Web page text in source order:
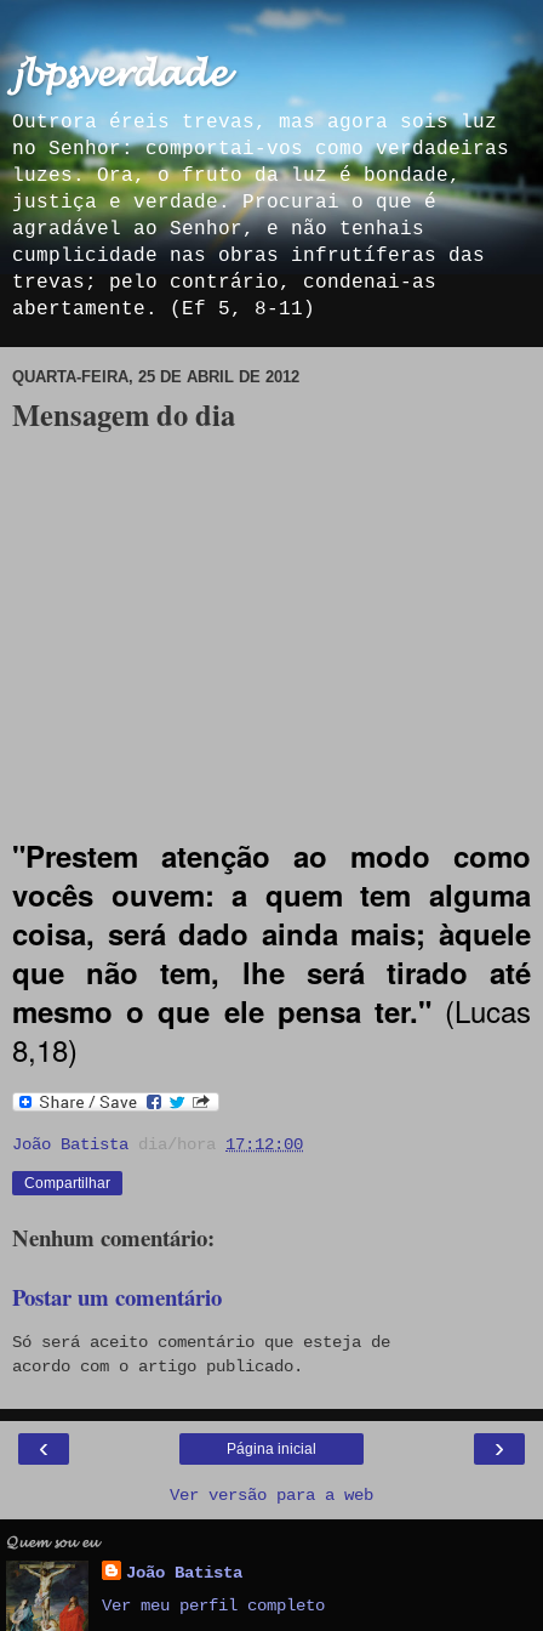
𝓳𝓫𝓹𝓼𝓿𝓮𝓻𝓭𝓪𝓭𝓮
Outrora éreis trevas, mas agora sois luz
no Senhor: comportai-vos como verdadeiras
luzes. Ora, o fruto da luz é bondade,
justiça e verdade. Procurai o que é
agradável ao Senhor, e não tenhais
cumplicidade nas obras infrutíferas das
trevas; pelo contrário, condenai-as
abertamente. (Ef 5, 8-11)
QUARTA-FEIRA, 25 DE ABRIL DE 2012
Mensagem do dia
"Prestem atenção ao modo como
vocês ouvem: a quem tem alguma
coisa, será dado ainda mais; àquele
que não tem, lhe será tirado até
mesmo o que ele pensa ter."(Lucas
8,18)
João Batista dia/hora 17:12:00
Compartilhar
Nenhum comentário:
Postar um comentário
Só será aceito comentário que esteja de
acordo com o artigo publicado.
‹ ›
Página inicial
Ver versão para a web
𝓠𝓾𝓮𝓶 𝓼𝓸𝓾 𝓮𝓾
João Batista
Ver meu perfil completo